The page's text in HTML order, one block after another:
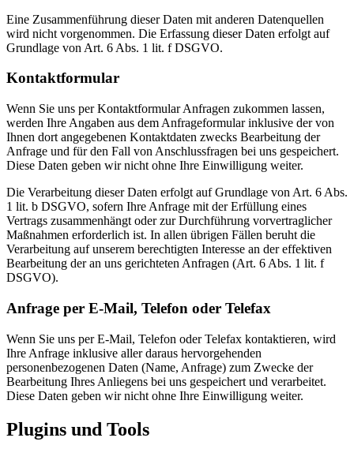
Eine Zusammenführung dieser Daten mit anderen Datenquellen
wird nicht vorgenommen. Die Erfassung dieser Daten erfolgt auf
Grundlage von Art. 6 Abs. 1 lit. f DSGVO.
Kontaktformular
Wenn Sie uns per Kontaktformular Anfragen zukommen lassen,
werden Ihre Angaben aus dem Anfrageformular inklusive der von
Ihnen dort angegebenen Kontaktdaten zwecks Bearbeitung der
Anfrage und für den Fall von Anschlussfragen bei uns gespeichert.
Diese Daten geben wir nicht ohne Ihre Einwilligung weiter.
Die Verarbeitung dieser Daten erfolgt auf Grundlage von Art. 6 Abs.
1 lit. b DSGVO, sofern Ihre Anfrage mit der Erfüllung eines
Vertrags zusammenhängt oder zur Durchführung vorvertraglicher
Maßnahmen erforderlich ist. In allen übrigen Fällen beruht die
Verarbeitung auf unserem berechtigten Interesse an der effektiven
Bearbeitung der an uns gerichteten Anfragen (Art. 6 Abs. 1 lit. f
DSGVO).
Anfrage per E-Mail, Telefon oder Telefax
Wenn Sie uns per E-Mail, Telefon oder Telefax kontaktieren, wird
Ihre Anfrage inklusive aller daraus hervorgehenden
personenbezogenen Daten (Name, Anfrage) zum Zwecke der
Bearbeitung Ihres Anliegens bei uns gespeichert und verarbeitet.
Diese Daten geben wir nicht ohne Ihre Einwilligung weiter.
Plugins und Tools